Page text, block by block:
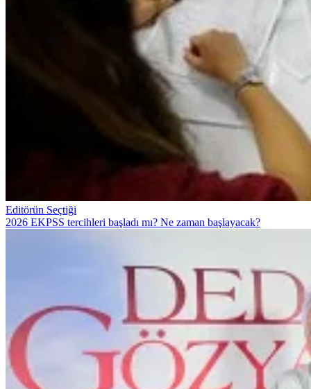
Editörün Seçtiği
2026 EKPSS tercihleri başladı mı? Ne zaman başlayacak?